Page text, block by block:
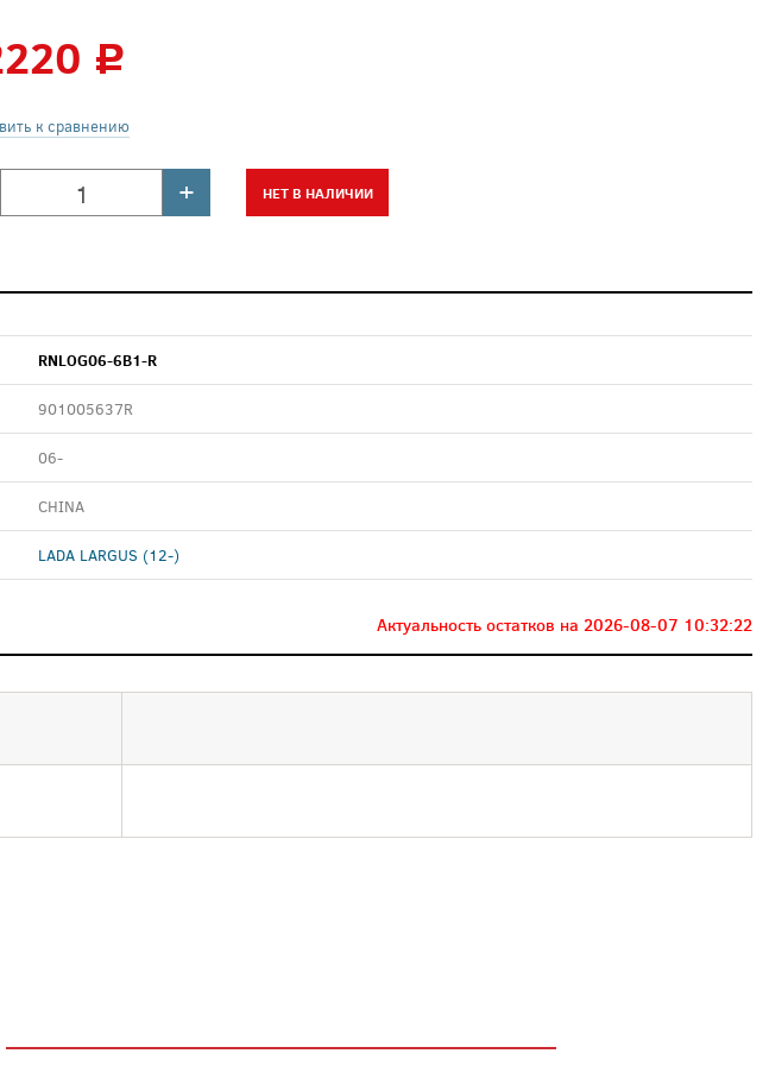
c
к сравнению
+ НЕТ В НАЛИЧИИ
RNLOG06-6B1-R
901005637R
06-
CHINA
LADA LARGUS (12-)
Актуальность остатков на 2026-08-07 10:32:22